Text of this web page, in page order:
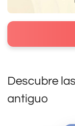
Descubre
antiguo